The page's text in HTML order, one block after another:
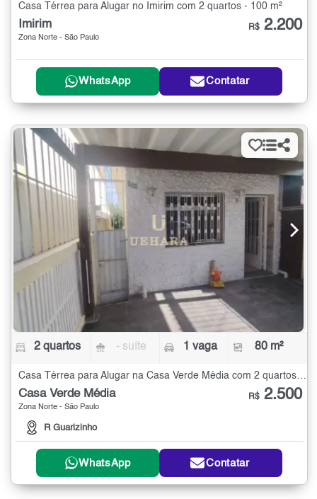
Casa Térrea para Alugar no Imirim com 2 quartos - 100 m²
Imirim
Zona Norte - São Paulo
R$ 2.200
WhatsApp Contatar
2 quartos - suíte 1 vaga 80 m²
Casa Térrea para Alugar na Casa Verde Média com 2 quartos - 80 m²
Casa Verde Média
Zona Norte - São Paulo
R Guarizinho
R$ 2.500
WhatsApp Contatar